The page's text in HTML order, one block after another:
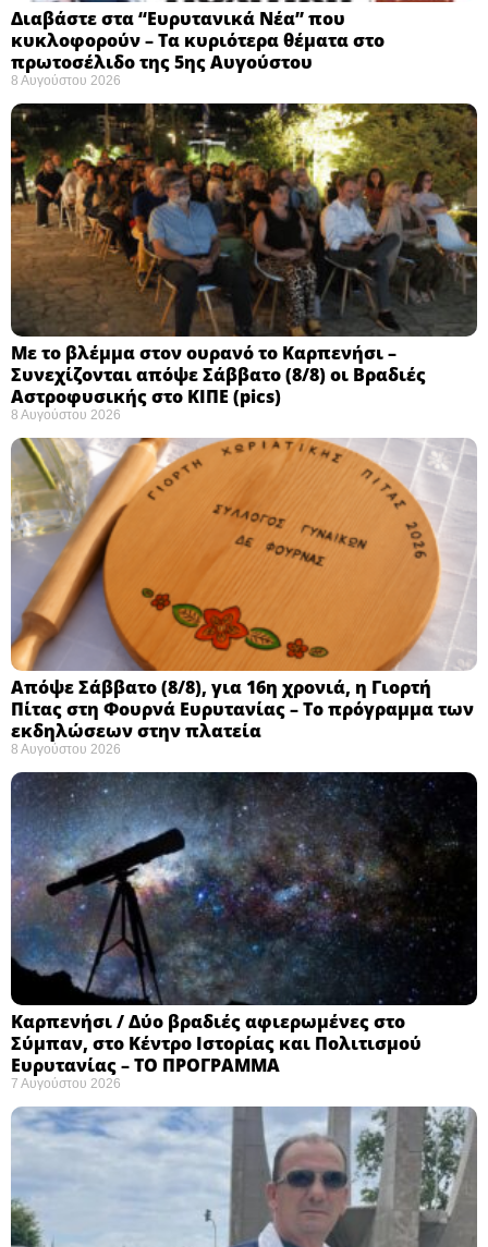
Διαβάστε στα “Ευρυτανικά Νέα” που
κυκλοφορούν – Τα κυριότερα θέματα στο
πρωτοσέλιδο της 5ης Αυγούστου
8 Αυγούστου 2026
Με το βλέμμα στον ουρανό το Καρπενήσι –
Συνεχίζονται απόψε Σάββατο (8/8) οι Βραδιές
Αστροφυσικής στο ΚΙΠΕ (pics)
8 Αυγούστου 2026
Απόψε Σάββατο (8/8), για 16η χρονιά, η Γιορτή
Πίτας στη Φουρνά Ευρυτανίας – Το πρόγραμμα των
εκδηλώσεων στην πλατεία
8 Αυγούστου 2026
Καρπενήσι / Δύο βραδιές αφιερωμένες στο
Σύμπαν, στο Κέντρο Ιστορίας και Πολιτισμού
Ευρυτανίας – ΤΟ ΠΡΟΓΡΑΜΜΑ
7 Αυγούστου 2026